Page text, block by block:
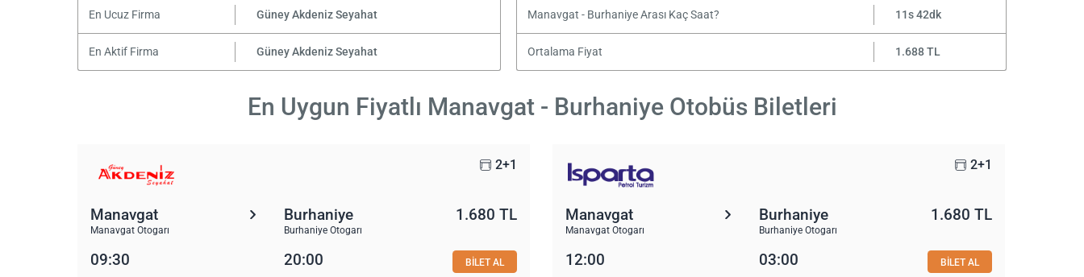
En Ucuz Firma Güney Akdeniz Seyahat Manavgat - Burhaniye Arası Kaç Saat? 11s 42dk
En Aktif Firma Güney Akdeniz Seyahat Ortalama Fiyat 1.688 TL
En Uygun Fiyatlı Manavgat - Burhaniye Otobüs Biletleri
2+1
Manavgat
Manavgat Otogarı
Burhaniye
Burhaniye Otogarı
1.680 TL
09:30 20:00 BİLET AL
2+1
Manavgat
Manavgat Otogarı
Burhaniye
Burhaniye Otogarı
1.680 TL
12:00 03:00 BİLET AL